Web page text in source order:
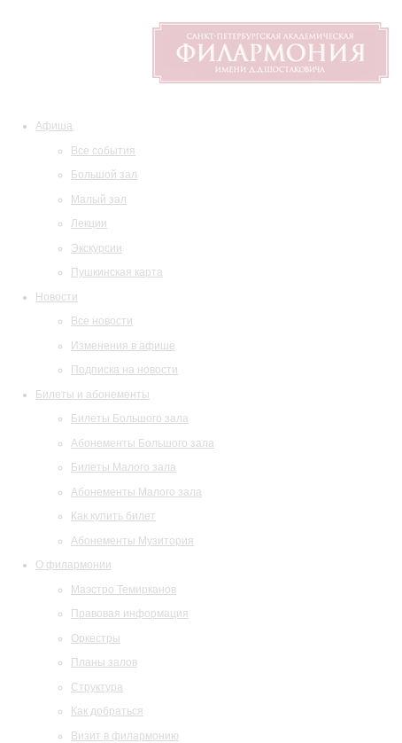
Афиша
Все события
Большой зал
Малый зал
Лекции
Экскурсии
Пушкинская карта
Новости
Все новости
Изменения в афише
Подписка на новости
Билеты и абонементы
Билеты Большого зала
Абонементы Большого зала
Билеты Малого зала
Абонементы Малого зала
Как купить билет
Абонементы Музитория
О филармонии
Маэстро Темирканов
Правовая информация
Оркестры
Планы залов
Структура
Как добраться
Визит в филармонию